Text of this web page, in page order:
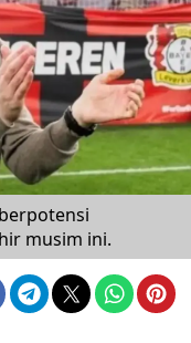
berpotensi
musim ini.